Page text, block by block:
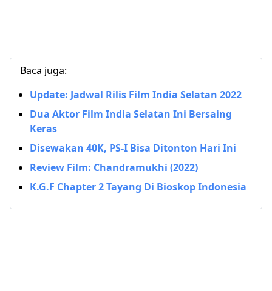
Baca juga:
Update: Jadwal Rilis Film India Selatan 2022
Dua Aktor Film India Selatan Ini Bersaing
Keras
Disewakan 40K, PS-I Bisa Ditonton Hari Ini
Review Film: Chandramukhi (2022)
K.G.F Chapter 2 Tayang Di Bioskop Indonesia